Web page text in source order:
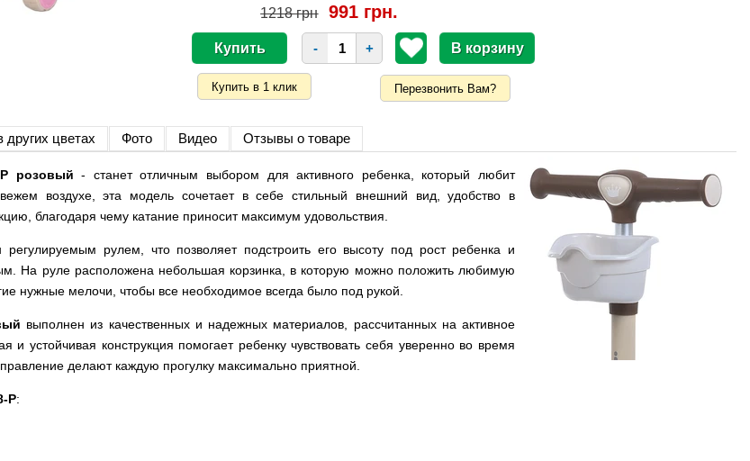
1218 грн 991 грн.
- +
Перезвонить Вам?
других цветах Фото Видео Отзывы о товаре
розовый - станет отличным выбором для активного ребенка, который любит
воздухе, эта модель сочетает в себе стильный внешний вид, удобство в
благодаря чему катание приносит максимум удовольствия.
рулем, что позволяет подстроить его высоту под рост ребенка и
На руле расположена небольшая корзинка, в которую можно положить любимую
нужные мелочи, чтобы все необходимое всегда было под рукой.
выполнен из качественных и надежных материалов, рассчитанных на активное
и устойчивая конструкция помогает ребенку чувствовать себя уверенно во время
делают каждую прогулку максимально приятной.
P: